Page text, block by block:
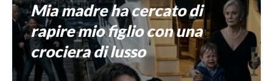
Mia madre ha cercato di
rapire mio figlio con una
crociera di lusso